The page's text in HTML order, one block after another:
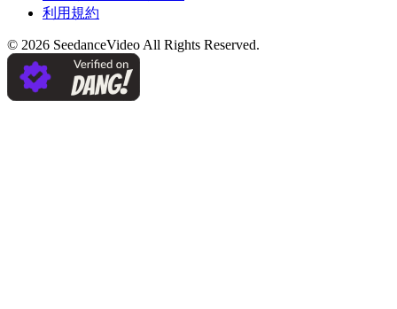
利用規約
© 2026 SeedanceVideo All Rights Reserved.